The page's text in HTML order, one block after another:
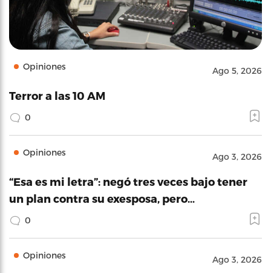
Opiniones Ago 5, 2026
Terror a las 10 AM
0
Opiniones Ago 3, 2026
“Esa es mi letra”: negó tres veces bajo tener
un plan contra su exesposa, pero…
0
Opiniones Ago 3, 2026